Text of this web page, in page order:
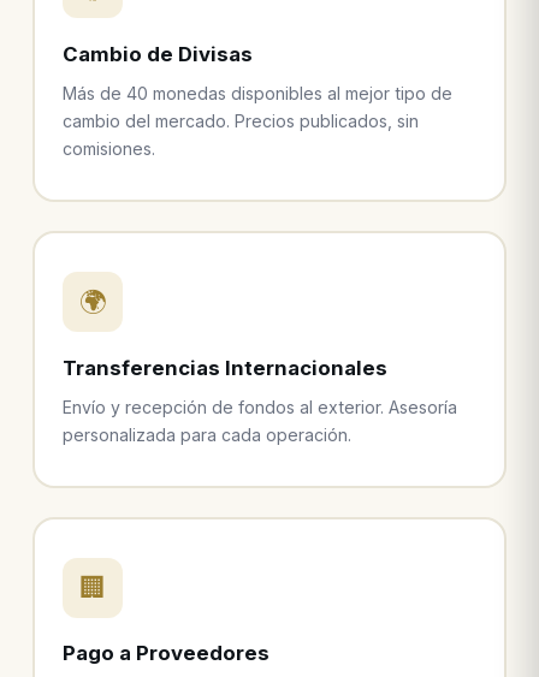
Cambio de Divisas
Más de 40 monedas disponibles al mejor tipo de
cambio del mercado. Precios publicados, sin
comisiones.
🌍
Transferencias Internacionales
Envío y recepción de fondos al exterior. Asesoría
personalizada para cada operación.
🏢
Pago a Proveedores